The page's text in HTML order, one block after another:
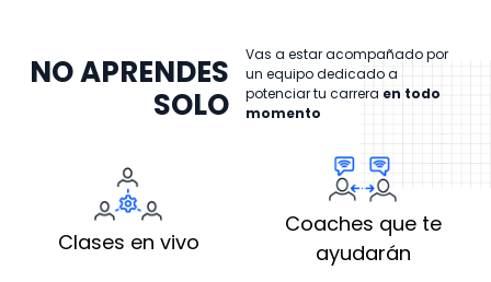
NO APRENDES
SOLO
Vas a estar acompañado por
un equipo dedicado a
potenciar tu carrera en todo
momento
Clases en vivo
Coaches que te
ayudarán